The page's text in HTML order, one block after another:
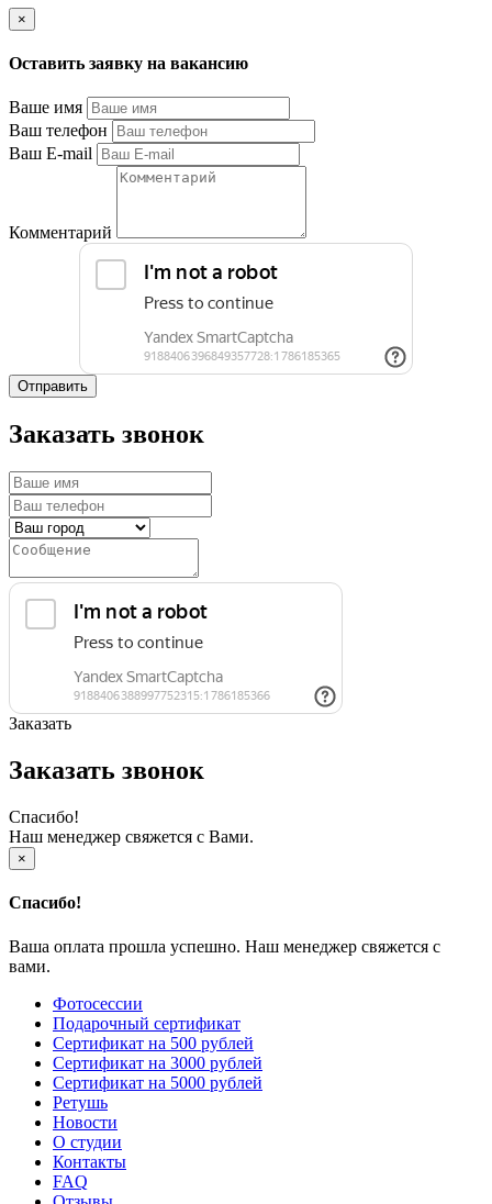
×
Оставить заявку на вакансию
Ваше имя
Ваш телефон
Ваш E-mail
Комментарий
Отправить
Заказать звонок
Заказать
Заказать звонок
Спасибо!
Наш менеджер свяжется с Вами.
×
Спасибо!
Ваша оплата прошла успешно. Наш менеджер свяжется с
вами.
Фотосессии
Подарочный сертификат
Сертификат на 500 рублей
Сертификат на 3000 рублей
Сертификат на 5000 рублей
Ретушь
Новости
О студии
Контакты
FAQ